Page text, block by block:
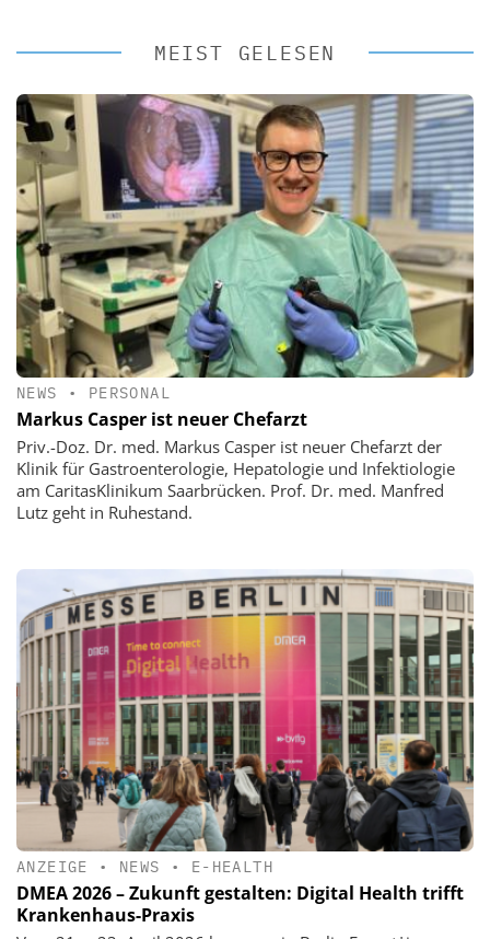
MEIST GELESEN
NEWS • PERSONAL
Markus Casper ist neuer Chefarzt
Priv.-Doz. Dr. med. Markus Casper ist neuer Chefarzt der
Klinik für Gastroenterologie, Hepatologie und Infektiologie
am CaritasKlinikum Saarbrücken. Prof. Dr. med. Manfred
Lutz geht in Ruhestand.
ANZEIGE • NEWS • E-HEALTH
DMEA 2026 – Zukunft gestalten: Digital Health trifft
Krankenhaus-Praxis